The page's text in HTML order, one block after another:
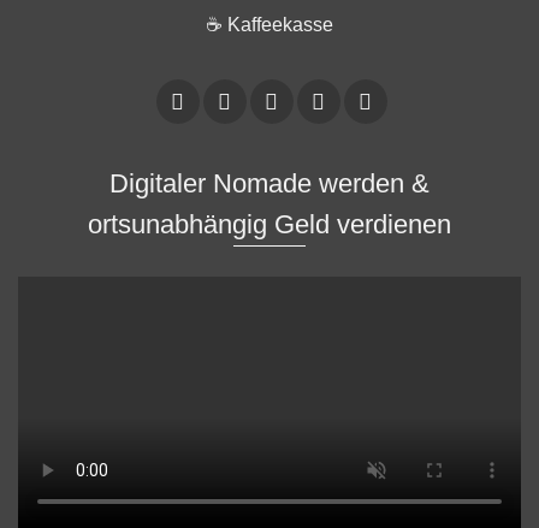
☕ Kaffeekasse
Digitaler Nomade werden &
ortsunabhängig Geld verdienen